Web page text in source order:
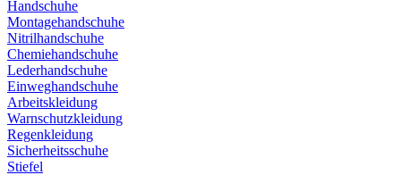
Handschuhe
Montagehandschuhe
Nitrilhandschuhe
Chemiehandschuhe
Lederhandschuhe
Einweghandschuhe
Arbeitskleidung
Warnschutzkleidung
Regenkleidung
Sicherheitsschuhe
Stiefel